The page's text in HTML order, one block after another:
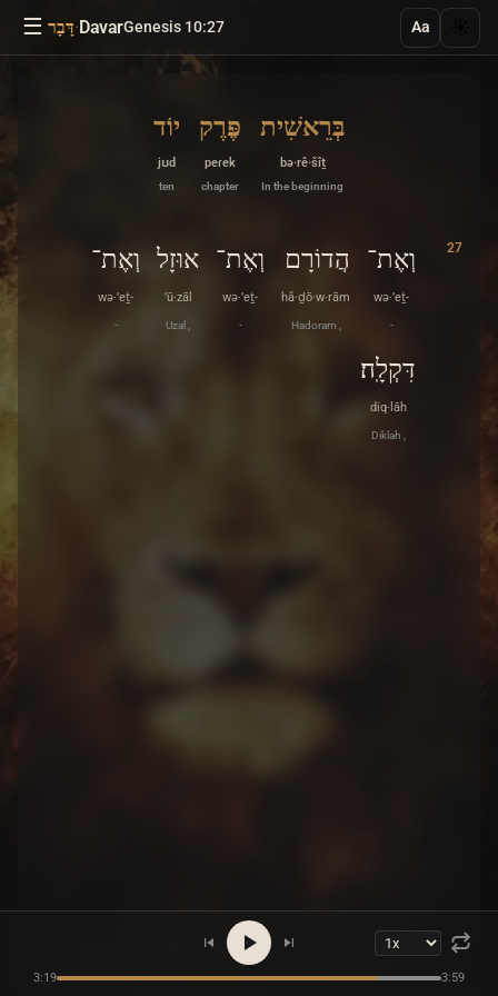
☰ דָּבָר·DavarGenesis 10:27 Aa
בְּרֵאשִׁית
bə·rê·šîṯ
In the beginning
פֶּרֶק
peɾek
chapter
יוֹד
jʊd
ten
27 וְאֶת־
wə·’eṯ-
-
הֲדוֹרָם
hă·ḏō·w·rām
Hadoram ,
וְאֶת־
wə·’eṯ-
-
אוּזָל
’ū·zāl
Uzal ,
וְאֶת־
wə·’eṯ-
-
דִּקְלָֽה׃
diq·lāh
Diklah ,
3:19 3:59